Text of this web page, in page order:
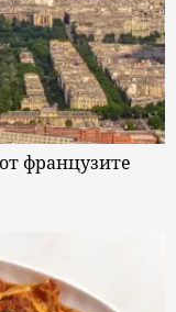
французите